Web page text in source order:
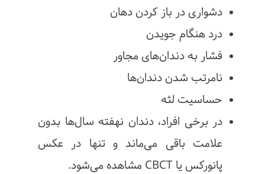
دشواری در باز کردن دهان
درد هنگام جویدن
فشار به دندان‌های مجاور
نامرتب شدن دندان‌ها
حساسیت لثه
در برخی افراد، دندان نهفته سال‌ها بدون
علامت باقی می‌ماند و تنها در عکس
پانورکس یا CBCT مشاهده می‌شود.